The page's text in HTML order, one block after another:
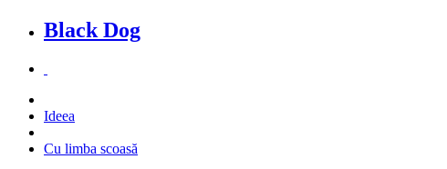
Black Dog
Ideea
Cu limba scoasă